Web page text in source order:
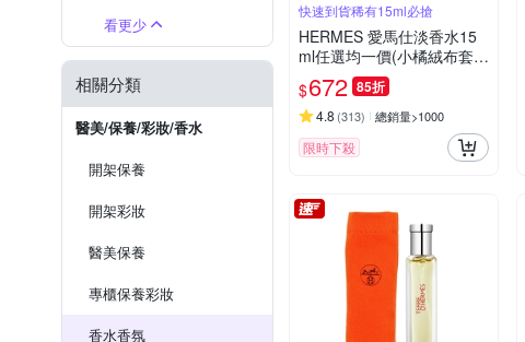
看更少
相關分類
醫美/保養/彩妝/香水
開架保養
開架彩妝
醫美保養
專櫃保養彩妝
香水香氛
快速到貨稀有15ml必搶
HERMES 愛馬仕淡香水15
ml任選均一價(小橘絨布套/
部分盒裝)
$672 85折
4.8 (313) 總銷量>1000
限時下殺